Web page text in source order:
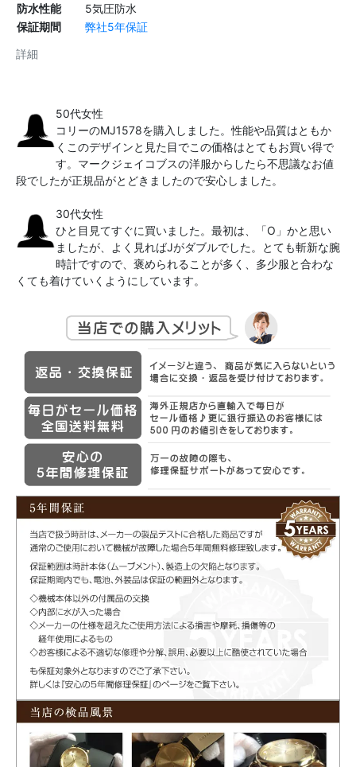
詳細
防水性能
5気圧防水
保証期間
弊社5年保証
50代女性
コリーのMJ1578を購入しました。性能や品質はともか
くこのデザインと見た目でこの価格はとてもお買い得で
す。マークジェイコブスの洋服からしたら不思議なお値
段でしたが正規品がとどきましたので安心しました。
30代女性
ひと目見てすぐに買いました。最初は、「O」かと思い
ましたが、よく見ればJがダブルでした。とても斬新な腕
時計ですので、褒められることが多く、多少服と合わな
くても着けていくようにしています。